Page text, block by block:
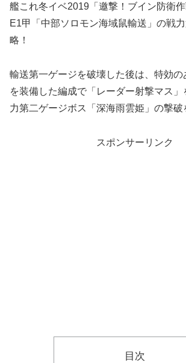
艦これ冬イベ2019「邀撃！ブイン防衛
E1甲「中部ソロモン海域鼠輸送」の戦
略！
輸送第一ゲージを破壊した後は、特効
を装備した編成で「レーダー射撃マス
力第二ゲージボス「深海雨雲姫」の撃破
スポンサーリンク
目次